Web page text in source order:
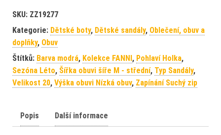
SKU: ZZ19277
Kategorie: Dětské boty, Dětské sandály, Oblečení, obuv a
doplňky, Obuv
Štítků: Barva modrá, Kolekce FANNI, Pohlaví Holka,
Sezóna Léto, Šířka obuvi šíře M - střední, Typ Sandály,
Velikost 20, Výška obuvi Nízká obuv, Zapínání Suchý zip
Popis Další informace